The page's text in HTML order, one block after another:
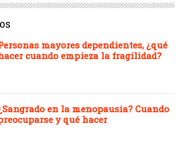
mayores dependientes, ¿qué
cuando empieza la fragilidad?
en la menopausia? Cuando
y qué hacer